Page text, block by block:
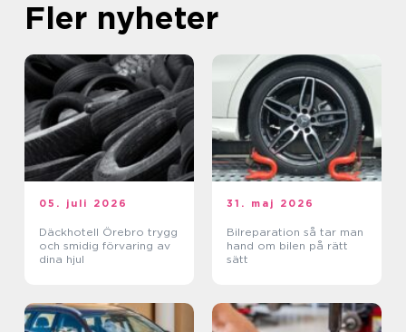
Fler nyheter
05. juli 2026
Däckhotell Örebro trygg
och smidig förvaring av
dina hjul
31. maj 2026
Bilreparation så tar man
hand om bilen på rätt
sätt